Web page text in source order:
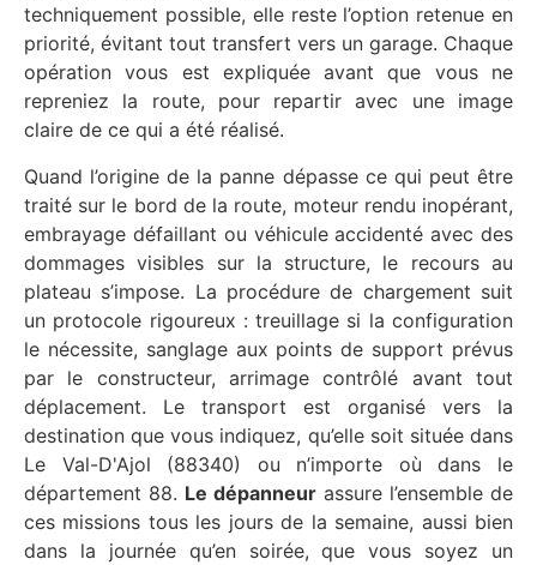
techniquement possible, elle reste l’option retenue en
priorité, évitant tout transfert vers un garage. Chaque
opération vous est expliquée avant que vous ne
repreniez la route, pour repartir avec une image
claire de ce qui a été réalisé.
Quand l’origine de la panne dépasse ce qui peut être
traité sur le bord de la route, moteur rendu inopérant,
embrayage défaillant ou véhicule accidenté avec des
dommages visibles sur la structure, le recours au
plateau s’impose. La procédure de chargement suit
un protocole rigoureux : treuillage si la configuration
le nécessite, sanglage aux points de support prévus
par le constructeur, arrimage contrôlé avant tout
déplacement. Le transport est organisé vers la
destination que vous indiquez, qu’elle soit située dans
Le Val-D'Ajol (88340) ou n’importe où dans le
département 88. Le dépanneur assure l’ensemble de
ces missions tous les jours de la semaine, aussi bien
dans la journée qu’en soirée, que vous soyez un